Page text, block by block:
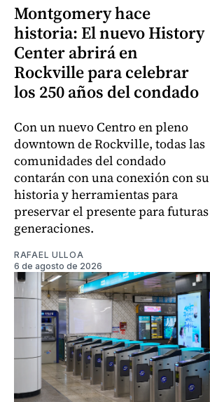
Montgomery hace
historia: El nuevo History
Center abrirá en
Rockville para celebrar
los 250 años del condado
Con un nuevo Centro en pleno
downtown de Rockville, todas las
comunidades del condado
contarán con una conexión con su
historia y herramientas para
preservar el presente para futuras
generaciones.
RAFAEL ULLOA
6 de agosto de 2026